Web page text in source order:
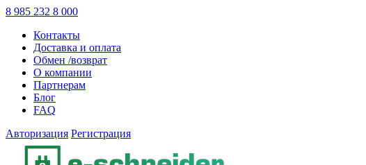
8 985 232 8 000
Контакты
Доставка и оплата
Обмен /возврат
О компании
Партнерам
Блог
FAQ
Авторизация Регистрация